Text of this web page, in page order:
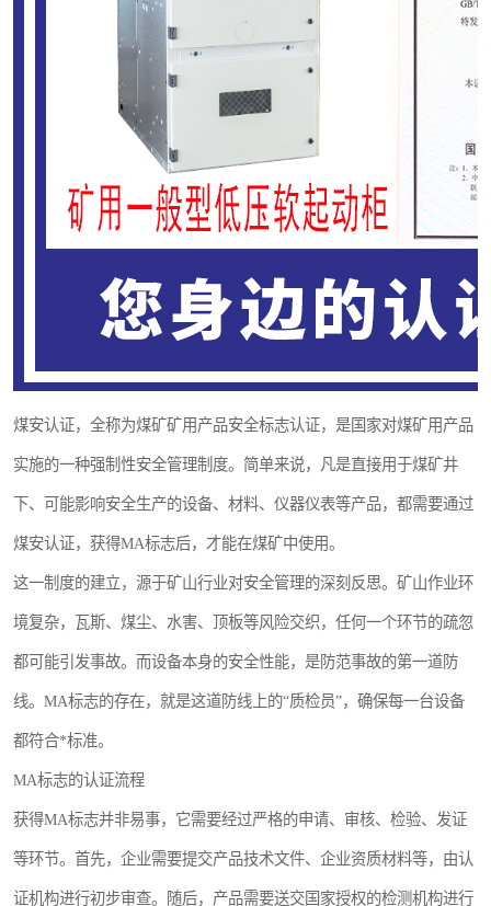
煤安认证，全称为煤矿矿用产品安全标志认证，是国家对煤矿用产品
实施的一种强制性安全管理制度。简单来说，凡是直接用于煤矿井
下、可能影响安全生产的设备、材料、仪器仪表等产品，都需要通过
煤安认证，获得MA标志后，才能在煤矿中使用。
这一制度的建立，源于矿山行业对安全管理的深刻反思。矿山作业环
境复杂，瓦斯、煤尘、水害、顶板等风险交织，任何一个环节的疏忽
都可能引发事故。而设备本身的安全性能，是防范事故的第一道防
线。MA标志的存在，就是这道防线上的“质检员”，确保每一台设备
都符合*标准。
MA标志的认证流程
获得MA标志并非易事，它需要经过严格的申请、审核、检验、发证
等环节。首先，企业需要提交产品技术文件、企业资质材料等，由认
证机构进行初步审查。随后，产品需要送交国家授权的检测机构进行